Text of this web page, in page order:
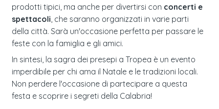
prodotti tipici, ma anche per divertirsi con concerti e
spettacoli , che saranno organizzati in varie parti
della città. Sarà un'occasione perfetta per passare le
feste con la famiglia e gli amici.
In sintesi, la sagra dei presepi a Tropea è un evento
imperdibile per chi ama il Natale e le tradizioni locali.
Non perdere l'occasione di partecipare a questa
festa e scoprire i segreti della Calabria!